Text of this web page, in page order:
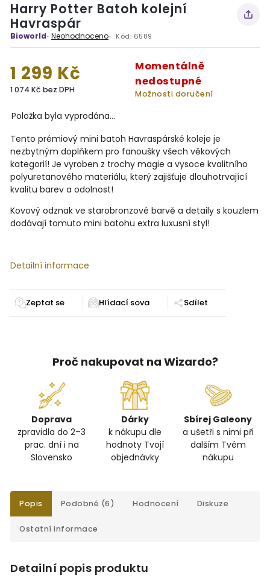
Harry Potter Batoh kolejní
Havraspár
Bioworld Neohodnoceno Kód: 6589
1 299 Kč
1 074 Kč bez DPH
Momentálně
nedostupné
Možnosti doručení
Položka byla vyprodána…
Tento prémiový mini batoh Havraspárské koleje je
nezbytným doplňkem pro fanoušky všech věkových
kategorií! Je vyroben z trochy magie a vysoce kvalitního
polyuretanového materiálu, který zajišťuje dlouhotrvající
kvalitu barev a odolnost!
Kovový odznak ve starobronzové barvě a detaily s kouzlem
dodávají tomuto mini batohu extra luxusní styl!
Detailní informace
Zeptat se Sdílet
Proč nakupovat na Wizardo?
Doprava
zpravidla do 2–3
prac. dní i na
Slovensko
Dárky
k nákupu dle
hodnoty Tvojí
objednávky
Sbírej Galeony
a ušetři s nimi při
dalším Tvém
nákupu
Popis Podobné (6) Hodnocení Diskuze
Ostatní informace
Detailní popis produktu